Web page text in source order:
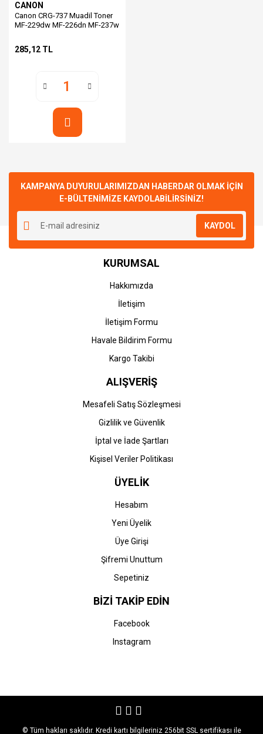
CANON
Canon CRG-737 Muadil Toner
MF-229dw MF-226dn MF-237w
285,12 TL
KAMPANYA DUYURULARIMIZDAN HABERDAR OLMAK İÇİN
E-BÜLTENİMİZE KAYDOLABİLİRSİNİZ!
KAYDOL
KURUMSAL
Hakkımızda
İletişim
İletişim Formu
Havale Bildirim Formu
Kargo Takibi
ALIŞVERİŞ
Mesafeli Satış Sözleşmesi
Gizlilik ve Güvenlik
İptal ve İade Şartları
Kişisel Veriler Politikası
ÜYELİK
Hesabım
Yeni Üyelik
Üye Girişi
Şifremi Unuttum
Sepetiniz
BİZİ TAKİP EDİN
Facebook
Instagram
© Tüm hakları saklıdır. Kredi kartı bilgileriniz 256bit SSL sertifikası ile